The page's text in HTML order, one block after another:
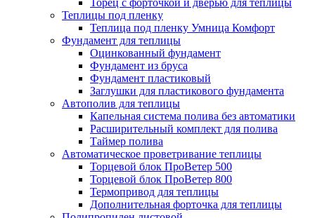
Теплицы под пленку
Теплица под пленку Умница Комфорт
Фундамент для теплицы
Оцинкованный фундамент
Фундамент из бруса
Фундамент пластиковый
Заглушки для пластикового фундамента
Автополив для теплицы
Капельная система полива без автоматики
Расширительный комплект для полива
Таймер полива
Автоматическое проветривание теплицы
Торцевой блок ПроВетер 500
Торцевой блок ПроВетер 800
Термопривод для теплицы
Дополнительная форточка для теплицы